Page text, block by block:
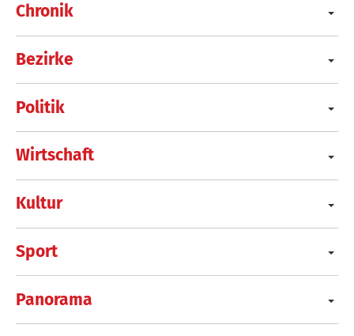
Chronik
Bezirke
Politik
Wirtschaft
Kultur
Sport
Panorama